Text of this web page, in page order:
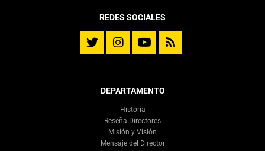
REDES SOCIALES
DEPARTAMENTO
Historia
Reseña Directores
Misión y Visión
Mensaje del Director